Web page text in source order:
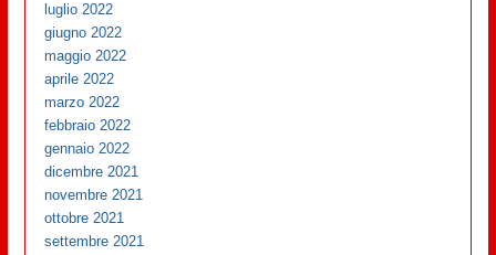
luglio 2022
giugno 2022
maggio 2022
aprile 2022
marzo 2022
febbraio 2022
gennaio 2022
dicembre 2021
novembre 2021
ottobre 2021
settembre 2021